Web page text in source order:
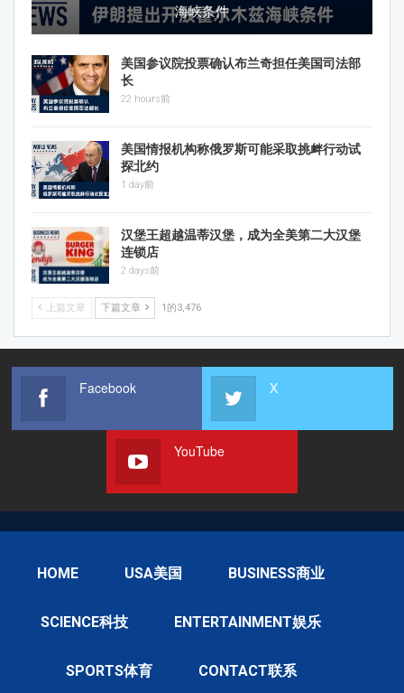
海峡条件
美国参议院投票确认布兰奇担任美国司法部
长
22 hours前
美国情报机构称俄罗斯可能采取挑衅行动试
探北约
1 day前
汉堡王超越温蒂汉堡，成为全美第二大汉堡
连锁店
2 days前
上篇文章 下篇文章 1的3,476
Facebook X
YouTube
HOME USA美国 BUSINESS商业
SCIENCE科技 ENTERTAINMENT娱乐
SPORTS体育 CONTACT联系